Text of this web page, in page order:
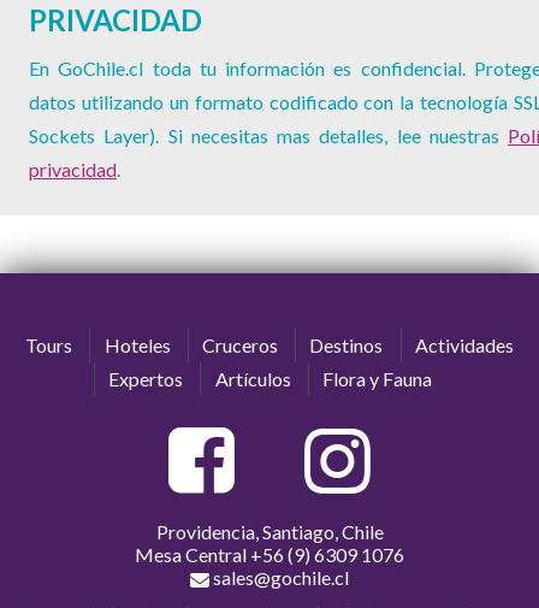
PRIVACIDAD
En GoChile.cl toda tu información es confidencial.
datos utilizando un formato codificado con la tecnología
Sockets Layer). Si necesitas mas detalles, lee nuestras
privacidad.
Tours Hoteles Cruceros Destinos
Actividades
Expertos
Artículos Flora y Fauna
Providencia, Santiago, Chile
Mesa Central +56 (9) 6309 1076
sales@gochile.cl